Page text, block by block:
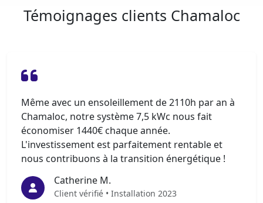
Témoignages clients Chamaloc
Même avec un ensoleillement de 2110h par an à
Chamaloc, notre système 7,5 kWc nous fait
économiser 1440€ chaque année.
L'investissement est parfaitement rentable et
nous contribuons à la transition énergétique !
Catherine M.
Client vérifié • Installation 2023